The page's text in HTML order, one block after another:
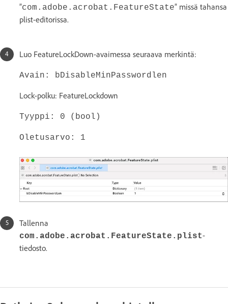
”com.adobe.acrobat.FeatureState” missä tahansa
plist-editorissa.
Luo FeatureLockDown-avaimessa seuraava merkintä:
Avain: bDisableMinPasswordlen
Lock-polku: FeatureLockdown
Tyyppi: 0 (bool)
Oletusarvo: 1
Tallenna
com.adobe.acrobat.FeatureState.plist-
tiedosto.